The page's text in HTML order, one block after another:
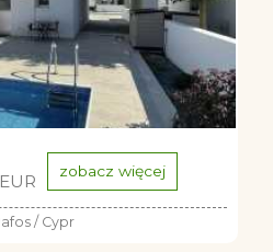
zobacz więcej
/ Cypr